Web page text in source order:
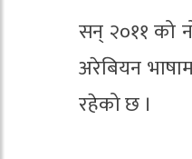
सन् २०११ को
अरेबियन
रहेको छ ।